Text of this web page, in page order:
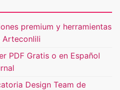
premium y herramientas
Arteconlili
PDF Gratis o en Español
Design Team de